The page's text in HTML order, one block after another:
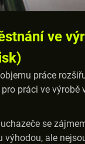
ve
práce
práci ve výrobě
se
výhodou, ale